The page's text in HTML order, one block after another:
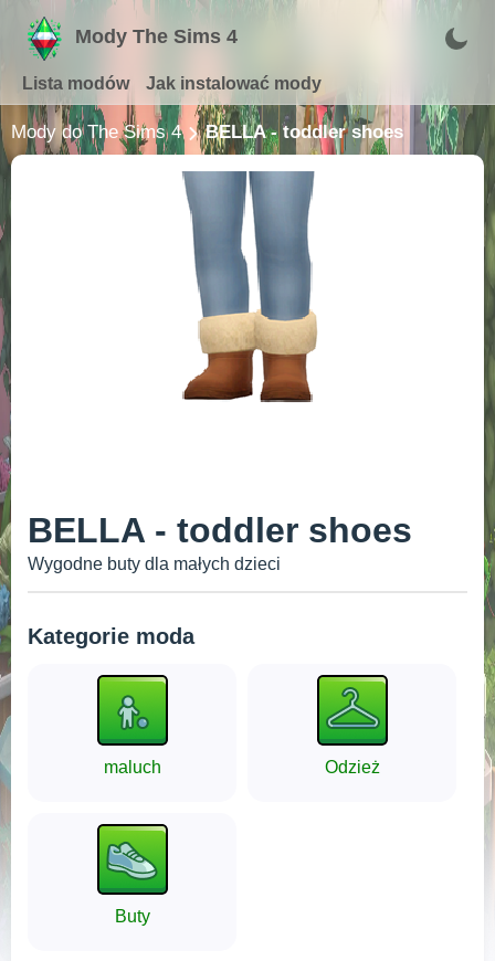
Mody The Sims 4
Lista modów Jak instalować mody
Mody do The Sims 4 BELLA - toddler shoes
BELLA - toddler shoes
Wygodne buty dla małych dzieci
Kategorie moda
maluch Odzież
Buty